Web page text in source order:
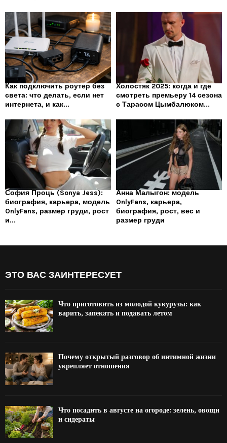
Как подключить роутер без
света: что делать, если нет
интернета, и как...
Холостяк 2025: когда и где
смотреть премьеру 14 сезона
с Тарасом Цымбалюком...
София Проць (Sonya Jess):
биография, карьера, модель
OnlyFans, размер груди, рост
и...
Анна Малыгон: модель
OnlyFans, карьера,
биография, рост, вес и
размер груди
ЭТО ВАС ЗАИНТЕРЕСУЕТ
Что приготовить из молодой кукурузы: как
варить, запекать и подавать летом
Почему открытый разговор об интимной жизни
укрепляет отношения
Что посадить в августе на огороде: зелень, овощи
и сидераты